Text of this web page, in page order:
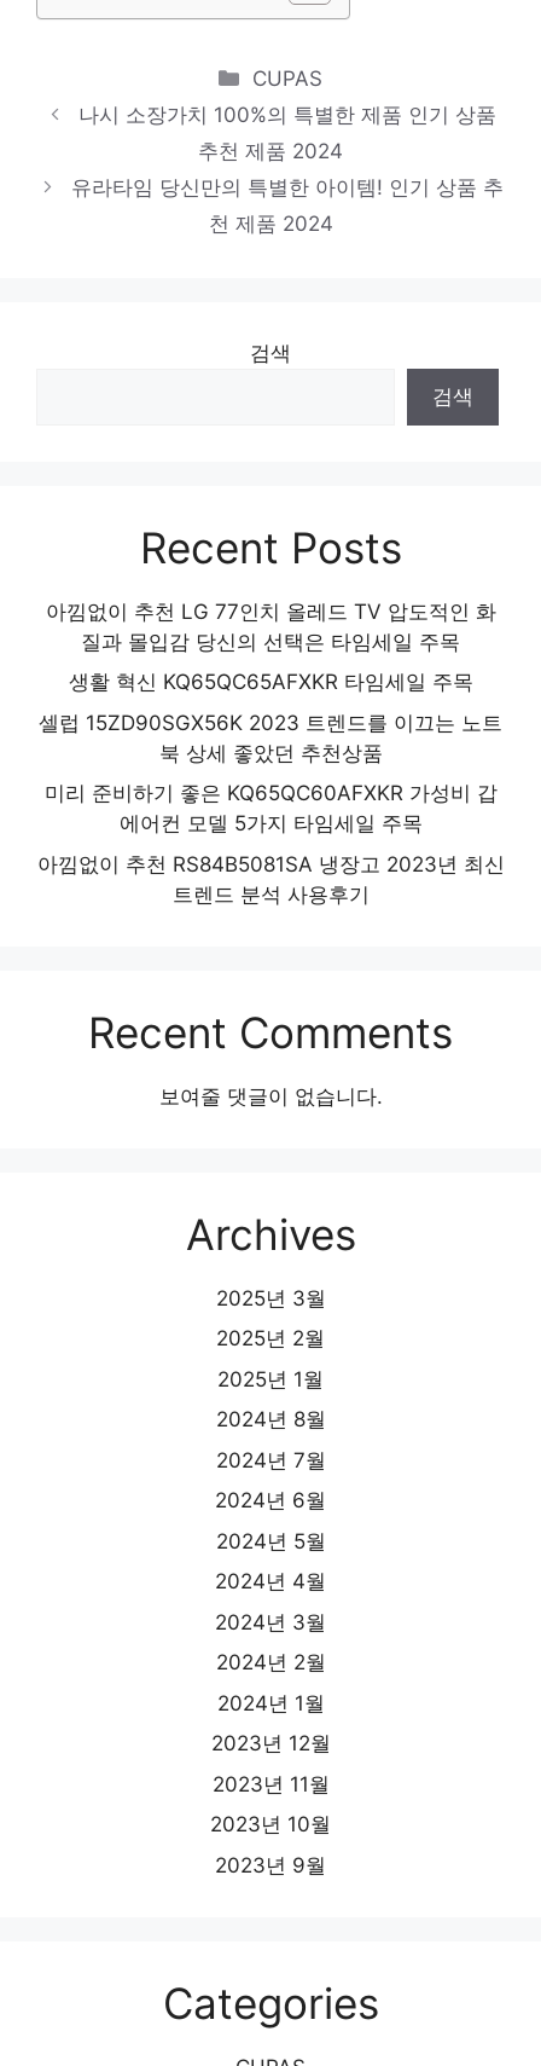
보브티셔츠
폴로린넨셔츠
일상에 특별함을 더하는 제품 인기 상품 추천
제품 2024
Categories
CUPAS
나시 소장가치 100%의 특별한 제품 인기 상품
추천 제품 2024
유라타임 당신만의 특별한 아이템! 인기 상품 추
천 제품 2024
검색
검색
Recent Posts
아낌없이 추천 LG 77인치 올레드 TV 압도적인 화
질과 몰입감 당신의 선택은 타임세일 주목
생활 혁신 KQ65QC65AFXKR 타임세일 주목
셀럽 15ZD90SGX56K 2023 트렌드를 이끄는 노트
북 상세 좋았던 추천상품
미리 준비하기 좋은 KQ65QC60AFXKR 가성비 갑
에어컨 모델 5가지 타임세일 주목
아낌없이 추천 RS84B5081SA 냉장고 2023년 최신
트렌드 분석 사용후기
Recent Comments
보여줄 댓글이 없습니다.
Archives
2025년 3월
2025년 2월
2025년 1월
2024년 8월
2024년 7월
2024년 6월
2024년 5월
2024년 4월
2024년 3월
2024년 2월
2024년 1월
2023년 12월
2023년 11월
2023년 10월
2023년 9월
Categories